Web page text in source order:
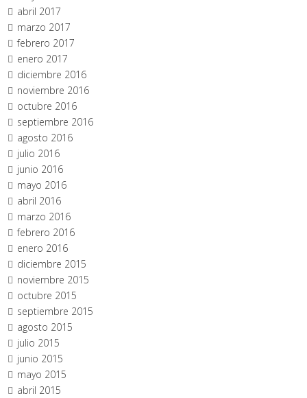
abril 2017
marzo 2017
febrero 2017
enero 2017
diciembre 2016
noviembre 2016
octubre 2016
septiembre 2016
agosto 2016
julio 2016
junio 2016
mayo 2016
abril 2016
marzo 2016
febrero 2016
enero 2016
diciembre 2015
noviembre 2015
octubre 2015
septiembre 2015
agosto 2015
julio 2015
junio 2015
mayo 2015
abril 2015